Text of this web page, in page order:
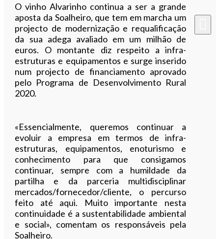
O vinho Alvarinho continua a ser a grande
aposta da Soalheiro, que tem em marcha um
projecto de modernização e requalificação
da sua adega avaliado em um milhão de
euros. O montante diz respeito a infra-
estruturas e equipamentos e surge inserido
num projecto de financiamento aprovado
pelo Programa de Desenvolvimento Rural
2020.
«Essencialmente, queremos continuar a
evoluir a empresa em termos de infra-
estruturas, equipamentos, enoturismo e
conhecimento para que consigamos
continuar, sempre com a humildade da
partilha e da parceria multidisciplinar
mercados/fornecedor/cliente, o percurso
feito até aqui. Muito importante nesta
continuidade é a sustentabilidade ambiental
e social», comentam os responsáveis pela
Soalheiro.